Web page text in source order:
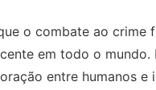
o combate ao crime
em todo o mundo.
entre humanos e